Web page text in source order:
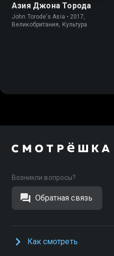
Азия Джона Торода
John Torode's Asia • 2017,
Великобритания, Культура
Возникли вопросы?
Обратная связь
Как смотреть